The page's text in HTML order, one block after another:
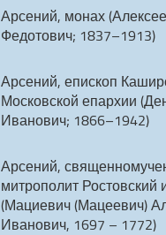
Арсений, монах
Федотович; 1837–1913)
Арсений, епископ
Московской епархии
Иванович; 1866–1942)
Арсений,
митрополит Ростовский
(Мациевич (Мацеевич)
Иванович, 1697 – 1772)